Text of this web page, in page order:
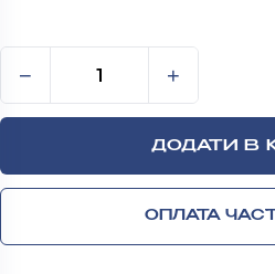
− +
ДОДАТИ В
ОПЛАТА